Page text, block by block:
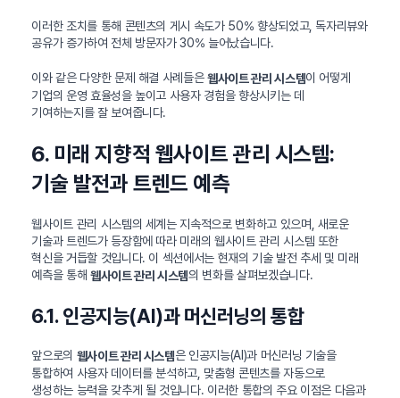
이러한 조치를 통해 콘텐츠의 게시 속도가 50% 향상되었고, 독자리뷰와
공유가 증가하여 전체 방문자가 30% 늘어났습니다.
이와 같은 다양한 문제 해결 사례들은웹사이트 관리 시스템이 어떻게
기업의 운영 효율성을 높이고 사용자 경험을 향상시키는 데
기여하는지를 잘 보여줍니다.
6. 미래 지향적 웹사이트 관리 시스템:
기술 발전과 트렌드 예측
웹사이트 관리 시스템의 세계는 지속적으로 변화하고 있으며, 새로운
기술과 트렌드가 등장함에 따라 미래의 웹사이트 관리 시스템 또한
혁신을 거듭할 것입니다. 이 섹션에서는 현재의 기술 발전 추세 및 미래
예측을 통해 웹사이트 관리 시스템의 변화를 살펴보겠습니다.
6.1. 인공지능(AI)과 머신러닝의 통합
앞으로의 웹사이트 관리 시스템은 인공지능(AI)과 머신러닝 기술을
통합하여 사용자 데이터를 분석하고, 맞춤형 콘텐츠를 자동으로
생성하는 능력을 갖추게 될 것입니다. 이러한 통합의 주요 이점은 다음과